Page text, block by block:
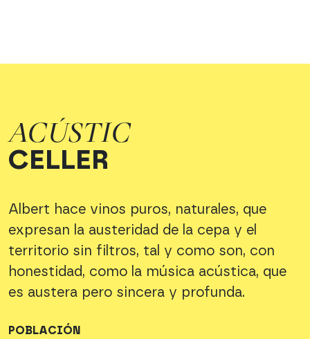
ACÚSTIC
CELLER
Albert hace vinos puros, naturales, que
expresan la austeridad de la cepa y el
territorio sin filtros, tal y como son, con
honestidad, como la música acústica, que
es austera pero sincera y profunda.
POBLACIÓN